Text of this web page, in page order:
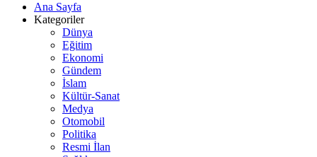
Ana Sayfa
Kategoriler
Dünya
Eğitim
Ekonomi
Gündem
İslam
Kültür-Sanat
Medya
Otomobil
Politika
Resmi İlan